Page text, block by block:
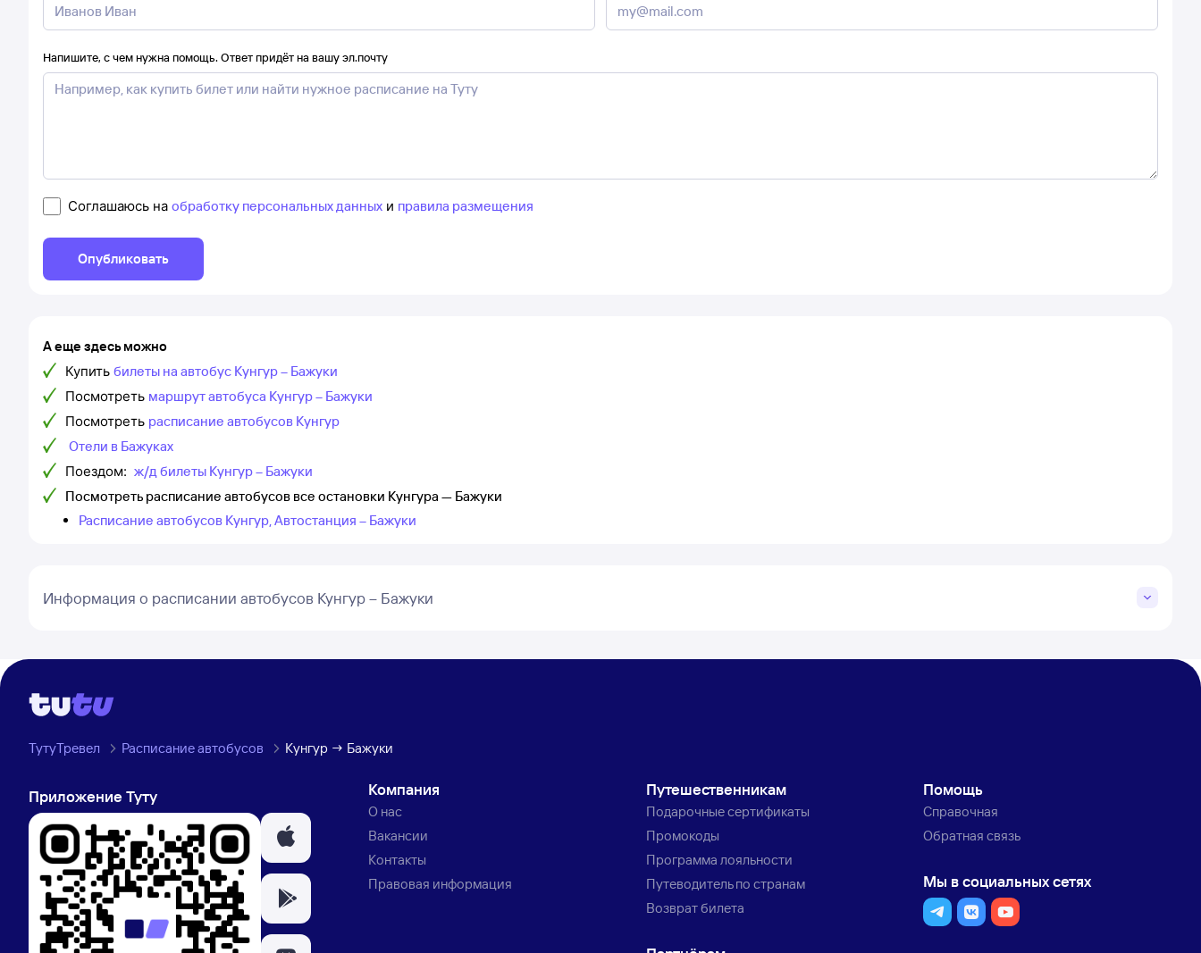
Напишите, с чем нужна помощь. Ответ придёт на вашу эл.почту
Соглашаюсь на обработку персональных данных и правила размещения
Опубликовать
А еще здесь можно
Купить билеты на автобус Кунгур – Бажуки
Посмотреть маршрут автобуса Кунгур – Бажуки
Посмотреть расписание автобусов Кунгур
Отели в Бажуках
Поездом: ж/д билеты Кунгур – Бажуки
Посмотреть расписание автобусов все остановки Кунгура — Бажуки
Расписание автобусов Кунгур, Автостанция – Бажуки
Информация о расписании автобусов Кунгур – Бажуки
ТутуТревел Расписание автобусов Кунгур → Бажуки
Приложение Туту Компания
О нас
Вакансии
Контакты
Правовая информация
Путешественникам
Подарочные сертификаты
Промокоды
Программа лояльности
Путеводитель по странам
Возврат билета
Помощь
Справочная
Обратная связь
Мы в социальных сетях